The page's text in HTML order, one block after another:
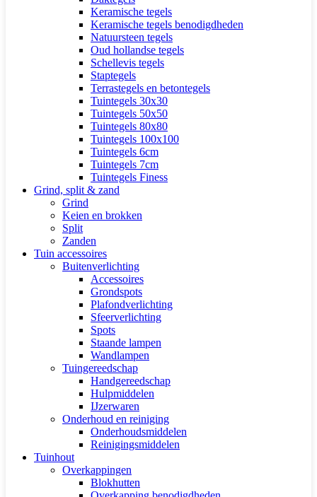
Keramische tegels
Keramische tegels benodigdheden
Natuursteen tegels
Oud hollandse tegels
Schellevis tegels
Staptegels
Terrastegels en betontegels
Tuintegels 30x30
Tuintegels 50x50
Tuintegels 80x80
Tuintegels 100x100
Tuintegels 6cm
Tuintegels 7cm
Tuintegels Finess
Grind, split & zand
Grind
Keien en brokken
Split
Zanden
Tuin accessoires
Buitenverlichting
Accessoires
Grondspots
Plafondverlichting
Sfeerverlichting
Spots
Staande lampen
Wandlampen
Tuingereedschap
Handgereedschap
Hulpmiddelen
IJzerwaren
Onderhoud en reiniging
Onderhoudsmiddelen
Reinigingsmiddelen
Tuinhout
Overkappingen
Blokhutten